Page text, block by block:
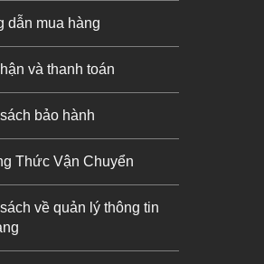
dẫn mua hàng
và thanh toán
bảo hành
Thức Vận Chuyển
về quản lý thông tin